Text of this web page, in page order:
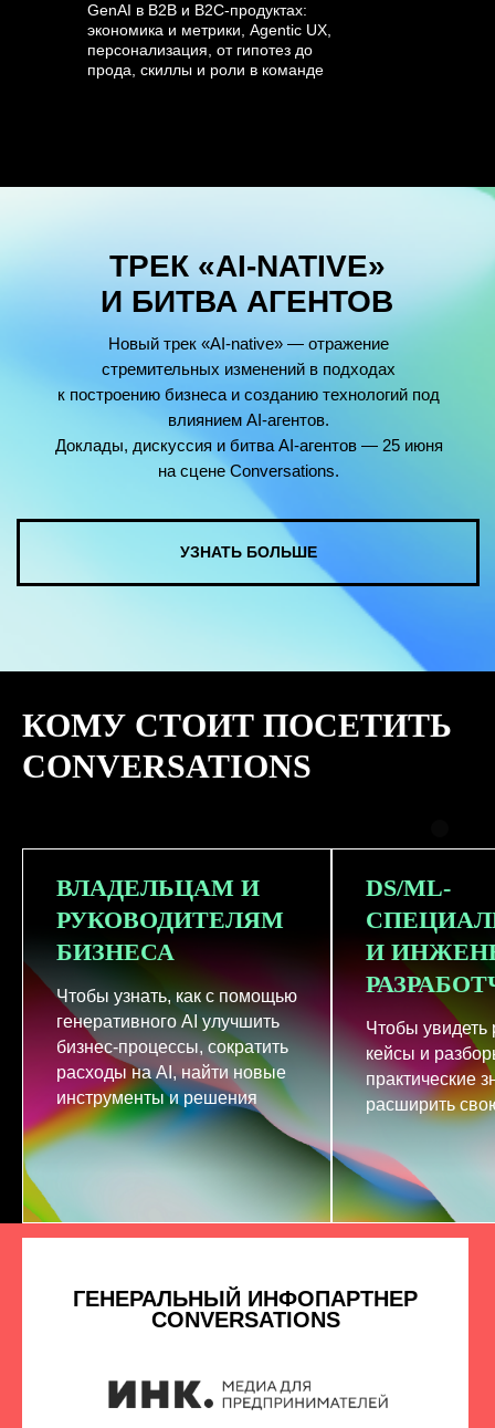
GenAI в B2B и B2C-продуктах:
экономика и метрики, Agentic UX,
персонализация, от гипотез до
прода, скиллы и роли в команде
КОМУ СТОИТ ПОСЕТИТЬ
CONVERSATIONS
ВЛАДЕЛЬЦАМ И
РУКОВОДИТЕЛЯМ
БИЗНЕСА
Чтобы узнать, как с помощью
генеративного AI улучшить
бизнес-процессы, сократить
расходы на AI, найти новые
инструменты и решения
DS/ML-
И
Чтобы увидеть
кейсы и
практические
расширить